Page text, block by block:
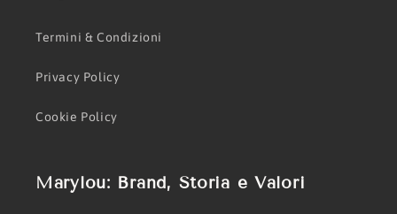
Termini & Condizioni
Privacy Policy
Cookie Policy
Marylou: Brand, Storia e Valori